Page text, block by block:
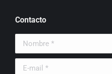
Contacto
Nombre *
E-mail *